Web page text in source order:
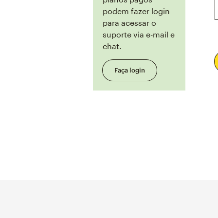
podem fazer login
para acessar o
suporte via e-mail e
chat.
Faça login